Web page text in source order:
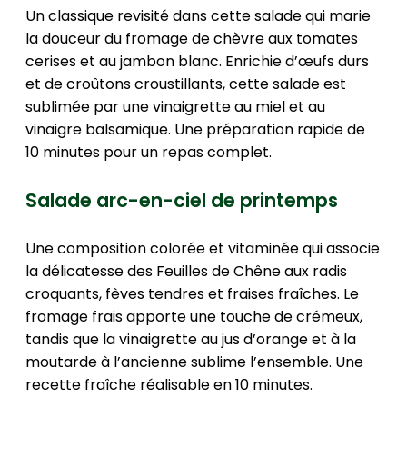
Un classique revisité dans cette salade qui marie
la douceur du fromage de chèvre aux tomates
cerises et au jambon blanc. Enrichie d’œufs durs
et de croûtons croustillants, cette salade est
sublimée par une vinaigrette au miel et au
vinaigre balsamique. Une préparation rapide de
10 minutes pour un repas complet.
Salade arc-en-ciel de printemps
Une composition colorée et vitaminée qui associe
la délicatesse des Feuilles de Chêne aux radis
croquants, fèves tendres et fraises fraîches. Le
fromage frais apporte une touche de crémeux,
tandis que la vinaigrette au jus d’orange et à la
moutarde à l’ancienne sublime l’ensemble. Une
recette fraîche réalisable en 10 minutes.